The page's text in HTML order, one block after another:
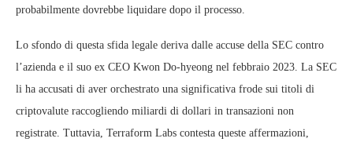
probabilmente dovrebbe liquidare dopo il processo.
Lo sfondo di questa sfida legale deriva dalle accuse della SEC contro
l’azienda e il suo ex CEO Kwon Do-hyeong nel febbraio 2023. La SEC
li ha accusati di aver orchestrato una significativa frode sui titoli di
criptovalute raccogliendo miliardi di dollari in transazioni non
registrate. Tuttavia, Terraform Labs contesta queste affermazioni,